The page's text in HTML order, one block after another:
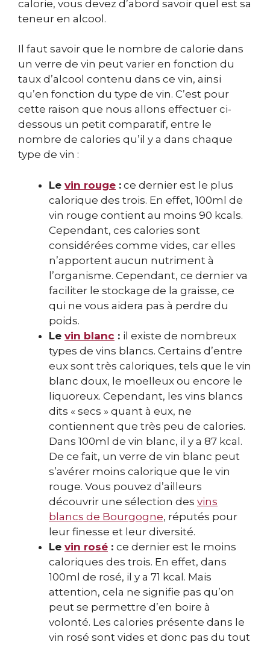
calorie, vous devez d’abord savoir quel est sa
teneur en alcool.
Il faut savoir que le nombre de calorie dans
un verre de vin peut varier en fonction du
taux d’alcool contenu dans ce vin, ainsi
qu’en fonction du type de vin. C’est pour
cette raison que nous allons effectuer ci-
dessous un petit comparatif, entre le
nombre de calories qu’il y a dans chaque
type de vin :
Le vin rouge : ce dernier est le plus
calorique des trois. En effet, 100ml de
vin rouge contient au moins 90 kcals.
Cependant, ces calories sont
considérées comme vides, car elles
n’apportent aucun nutriment à
l’organisme. Cependant, ce dernier va
faciliter le stockage de la graisse, ce
qui ne vous aidera pas à perdre du
poids.
Le vin blanc : il existe de nombreux
types de vins blancs. Certains d’entre
eux sont très caloriques, tels que le vin
blanc doux, le moelleux ou encore le
liquoreux. Cependant, les vins blancs
dits « secs » quant à eux, ne
contiennent que très peu de calories.
Dans 100ml de vin blanc, il y a 87 kcal.
De ce fait, un verre de vin blanc peut
s’avérer moins calorique que le vin
rouge. Vous pouvez d’ailleurs
découvrir une sélection des vins
blancs de Bourgogne, réputés pour
leur finesse et leur diversité.
Le vin rosé : ce dernier est le moins
caloriques des trois. En effet, dans
100ml de rosé, il y a 71 kcal. Mais
attention, cela ne signifie pas qu’on
peut se permettre d’en boire à
volonté. Les calories présente dans le
vin rosé sont vides et donc pas du tout